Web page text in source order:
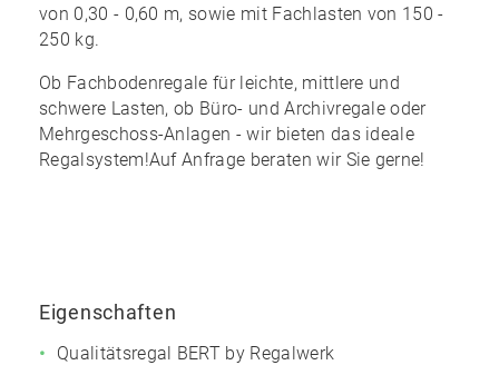
von 0,30 - 0,60 m, sowie mit Fachlasten von 150 -
250 kg.
Ob Fachbodenregale für leichte, mittlere und
schwere Lasten, ob Büro- und Archivregale oder
Mehrgeschoss-Anlagen - wir bieten das ideale
Regalsystem!Auf Anfrage beraten wir Sie gerne!
Eigenschaften
Qualitätsregal BERT by Regalwerk